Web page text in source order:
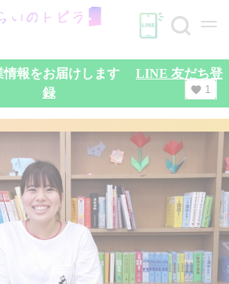
情報をお届けします
LINE 友だち登
録
1